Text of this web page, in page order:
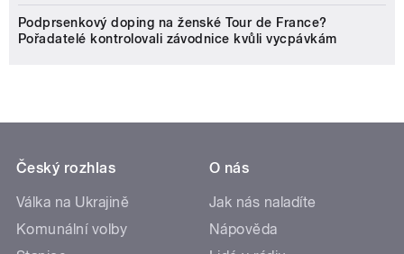
Podprsenkový doping na ženské Tour de France?
Pořadatelé kontrolovali závodnice kvůli vycpávkám
Český rozhlas
Válka na Ukrajině
Komunální volby
O nás
Jak nás naladíte
Nápověda